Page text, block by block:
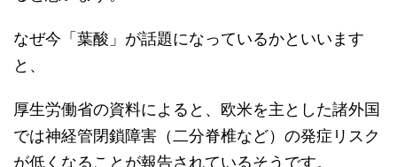
なぜ今「葉酸」が話題になっているかといいます
と、
厚生労働省の資料によると、欧米を主とした諸外国
では神経管閉鎖障害（二分脊椎など）の発症リスク
が低くなることが報告されているそうです。